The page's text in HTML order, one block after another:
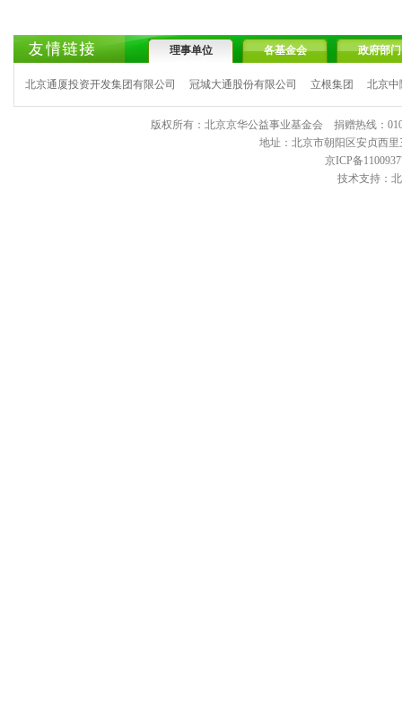
理事单位 各基金会 政府部门
北京通厦投资开发集团有限公司 冠城大通股份有限公司 立根集团 北京中
版权所有：北京京华公益事业基金会 捐赠热线：
地址：北京市朝阳区安贞西
京ICP备
技术支持：